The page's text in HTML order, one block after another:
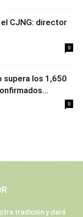
CJNG: director
0
supera los 1,650
0
tradición y dará